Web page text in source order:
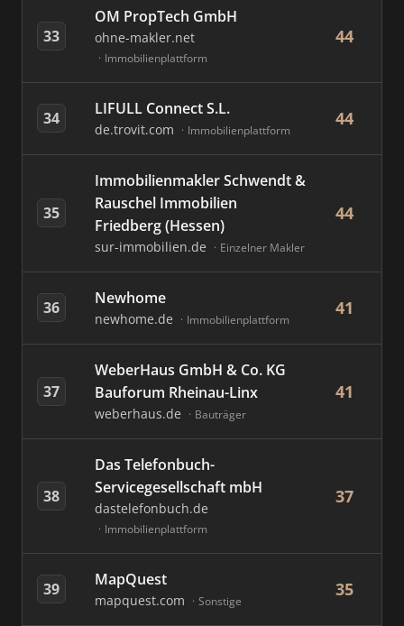
33
OM PropTech GmbH
ohne-makler.net
Immobilienplattform
44
34 LIFULL Connect S.L.
de.trovit.com Immobilienplattform
44
35
Immobilienmakler Schwendt &
Rauschel Immobilien
Friedberg (Hessen)
sur-immobilien.de Einzelner Makler
44
36 Newhome
newhome.de Immobilienplattform
41
37
WeberHaus GmbH & Co. KG
Bauforum Rheinau-Linx
weberhaus.de Bauträger
41
38
Das Telefonbuch-
Servicegesellschaft mbH
dastelefonbuch.de
Immobilienplattform
37
39 MapQuest
mapquest.com Sonstige
35